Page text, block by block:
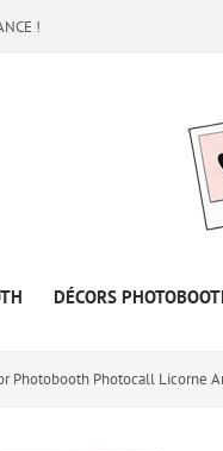
!
DÉCORS
Photobooth Photocall Licorne